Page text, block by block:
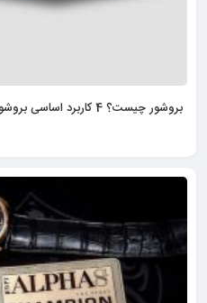
بروشور چیست؟ 4 کاربرد اساسی بروشور در کسب و کارها